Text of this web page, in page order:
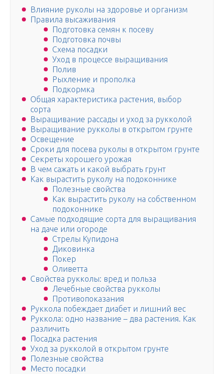
Влияние руколы на здоровье и организм
Правила высаживания
Подготовка семян к посеву
Подготовка почвы
Схема посадки
Уход в процессе выращивания
Полив
Рыхление и прополка
Подкормка
Общая характеристика растения, выбор
сорта
Выращивание рассады и уход за рукколой
Выращивание рукколы в открытом грунте
Освещение
Сроки для посева руколы в открытом грунте
Секреты хорошего урожая
В чем сажать и какой выбрать грунт
Как вырастить руколу на подоконнике
Полезные свойства
Как вырастить руколу на собственном
подоконнике
Самые подходящие сорта для выращивания
на даче или огороде
Стрелы Купидона
Диковинка
Покер
Оливетта
Свойства рукколы: вред и польза
Лечебные свойства рукколы
Противопоказания
Руккола побеждает диабет и лишний вес
Руккола: одно название – два растения. Как
различить
Посадка растения
Уход за рукколой в открытом грунте
Полезные свойства
Место посадки